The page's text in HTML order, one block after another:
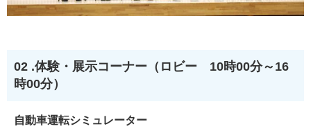
02 .体験・展示コーナー（ロビー 10時00分～16
時00分）
自動車運転シミュレーター